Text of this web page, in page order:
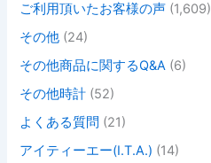
ご利用頂いたお客様の声 (1,609)
その他 (24)
その他商品に関するQ&A (6)
その他時計 (52)
よくある質問 (21)
アイティーエー(I.T.A.) (14)